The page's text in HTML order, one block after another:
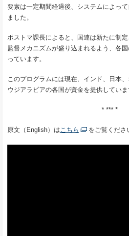
要素は一定期間経過後、システムによっ
ました。
ポストマ課長によると、国連は新たに制
監督メカニズムが盛り込まれるよう、各
っています。
このプログラムには現在、インド、日本
ウジアラビアの各国が資金を提供していま
* *** *
原文（English）は こちら をご覧くださ